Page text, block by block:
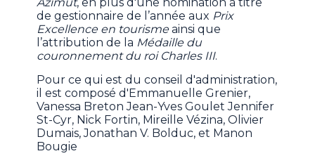
de gestionnaire de l’année aux Prix
Excellence en tourismeainsi que
l’attribution de la Médaille du
couronnement du roi Charles III.
Pour ce qui est du conseil d'administration,
il est composé d'Emmanuelle Grenier,
Vanessa Breton Jean-Yves Goulet Jennifer
St-Cyr, Nick Fortin, Mireille Vézina, Olivier
Dumais, Jonathan V. Bolduc, et Manon
Bougie